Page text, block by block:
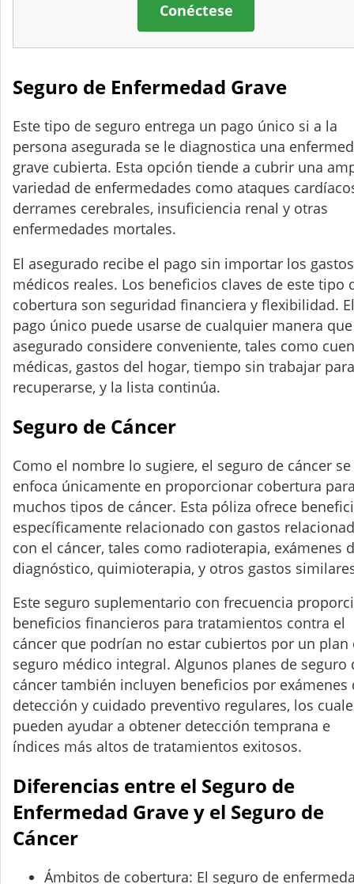
Conéctese
Seguro de Enfermedad Grave
Este tipo de seguro entrega un pago único si a la
persona asegurada se le diagnostica una
grave cubierta. Esta opción tiende a cubrir una
variedad de enfermedades como ataques
derrames cerebrales, insuficiencia renal y otras
enfermedades mortales.
El asegurado recibe el pago sin importar los gastos
médicos reales. Los beneficios claves de este tipo
cobertura son seguridad financiera y flexibilidad. El
pago único puede usarse de cualquier manera
asegurado considere conveniente, tales como
médicas, gastos del hogar, tiempo sin trabajar para
recuperarse, y la lista continúa.
Seguro de Cáncer
Como el nombre lo sugiere, el seguro de cáncer se
enfoca únicamente en proporcionar cobertura
muchos tipos de cáncer. Esta póliza ofrece
específicamente relacionado con gastos
con el cáncer, tales como radioterapia, exámenes
diagnóstico, quimioterapia, y otros gastos
Este seguro suplementario con frecuencia
beneficios financieros para tratamientos contra el
cáncer que podrían no estar cubiertos por un plan
seguro médico integral. Algunos planes de seguro
cáncer también incluyen beneficios por exámenes
detección y cuidado preventivo regulares, los
pueden ayudar a obtener detección temprana e
índices más altos de tratamientos exitosos.
Diferencias entre el Seguro de
Enfermedad Grave y el Seguro de
Cáncer
Ámbitos de cobertura: El seguro de